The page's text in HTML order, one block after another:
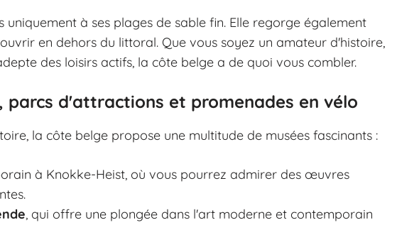
uniquement à ses plages de sable fin. Elle regorge également
en dehors du littoral. Que vous soyez un amateur d'histoire,
des loisirs actifs, la côte belge a de quoi vous combler.
parcs d'attractions et promenades en vélo
la côte belge propose une multitude de musées fascinants :
à Knokke-Heist, où vous pourrez admirer des œuvres
, qui offre une plongée dans l'art moderne et contemporain